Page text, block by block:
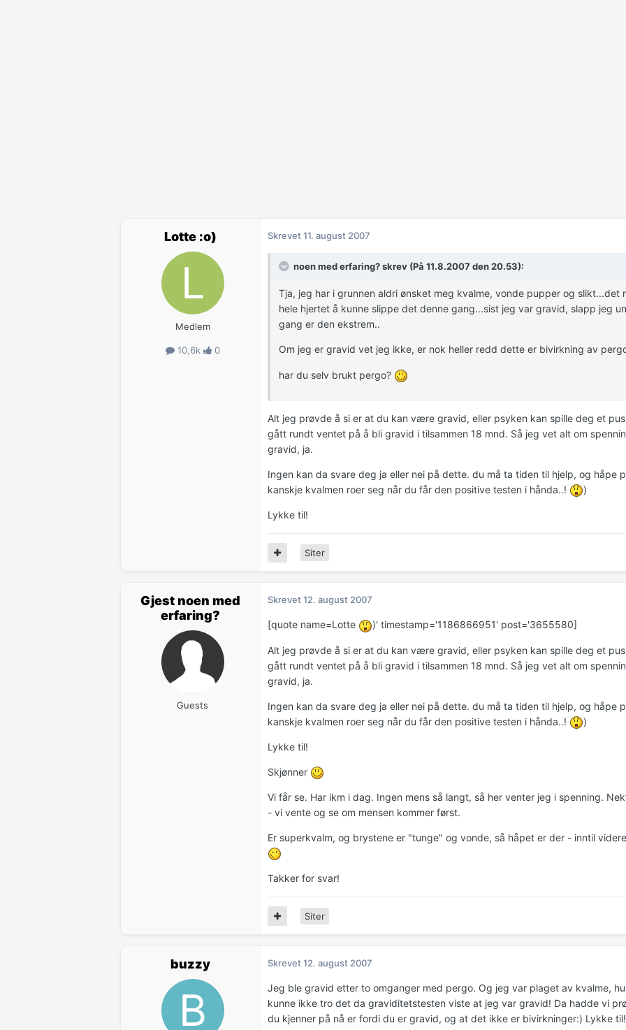
Lotte :o)
Medlem
10,6k 0
Skrevet11. august 2007
noen med erfaring? skrev (På 11.8.2007 den 20.53):
Tja, jeg har i grunnen aldri ønsket meg kvalme, vonde pupper og
hele hjertet å kunne slippe det denne gang...sist jeg var gravid, slapp jeg
gang er den ekstrem..
Om jeg er gravid vet jeg ikke, er nok heller redd dette er bivirkning av
har du selv brukt pergo?
Alt jeg prøvde å si er at du kan være gravid, eller psyken kan spille deg et
gått rundt ventet på å bli gravid i tilsammen 18 mnd. Så jeg vet alt om
gravid, ja.
Ingen kan da svare deg ja eller nei på dette. du må ta tiden til hjelp, og håpe
kanskje kvalmen roer seg når du får den positive testen i hånda..!
)
Lykke til!
Siter
Gjest noen med
erfaring?
Guests
Skrevet12. august 2007
[quote name=Lotte )' timestamp='1186866951' post='3655580]
Alt jeg prøvde å si er at du kan være gravid, eller psyken kan spille deg et
gått rundt ventet på å bli gravid i tilsammen 18 mnd. Så jeg vet alt om
gravid, ja.
Ingen kan da svare deg ja eller nei på dette. du må ta tiden til hjelp, og håpe
kanskje kvalmen roer seg når du får den positive testen i hånda..!
)
Lykke til!
Skjønner
Vi får se. Har ikm i dag. Ingen mens så langt, så her venter jeg i spenning.
- vi vente og se om mensen kommer først.
Er superkvalm, og brystene er "tunge" og vonde, så håpet er der - inntil
Takker for svar!
Siter
buzzy Skrevet12. august 2007
Jeg ble gravid etter to omganger med pergo. Og jeg var plaget av kvalme,
kunne ikke tro det da graviditetstesten viste at jeg var gravid! Da hadde vi
du kjenner på nå er fordi du er gravid, og at det ikke er bivirkninger:) Lykke til!